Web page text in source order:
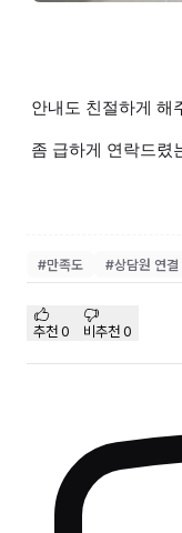
안내도 친절하게 해
좀 급하게 연락드렸
#만족도 #상담원 연결
추천 0 비추천 0